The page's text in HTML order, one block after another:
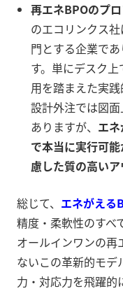
再エネBPOのプ
のエコリンクス
門とする企業で
す。単にデスク
用を踏まえた実
設計外注では図
ありますが、 エ
で本当に実行可
慮した質の高い
総じて、 エネがえる
精度・柔軟性のすべ
オールインワンの再
ないこの革新的モデ
力・対応力を飛躍的